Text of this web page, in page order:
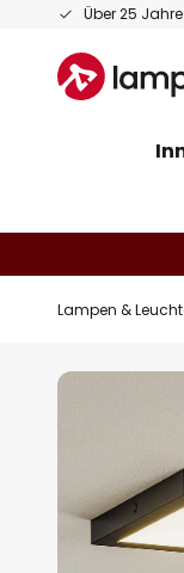
Über 25
Zum
springen
Lampen &
Zum
Bildgalerie
springen